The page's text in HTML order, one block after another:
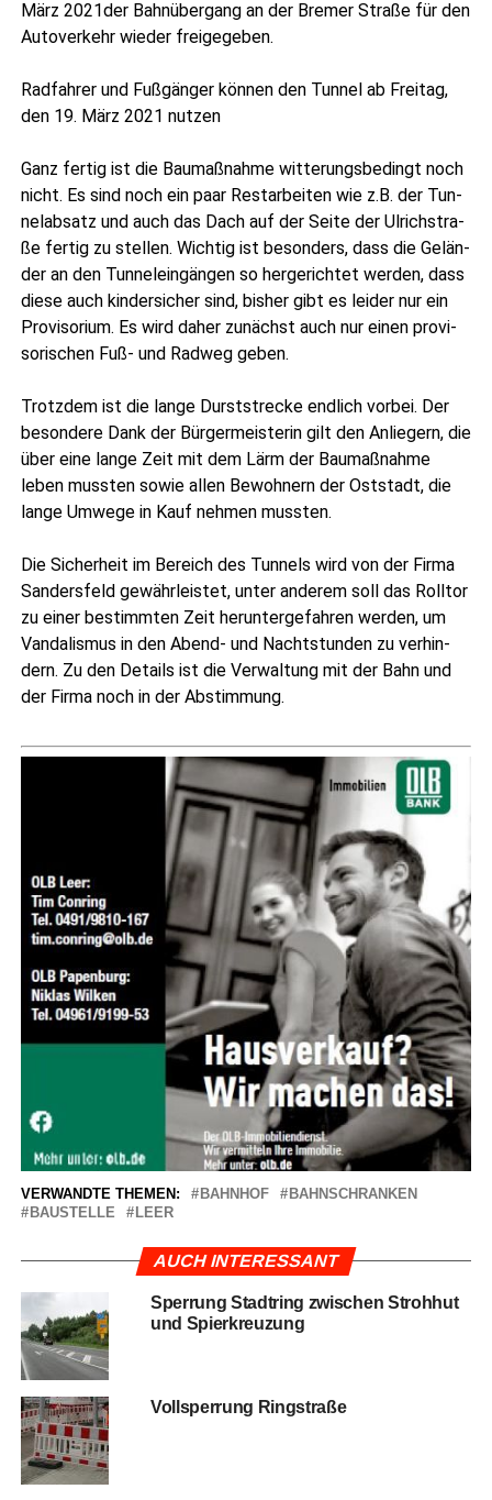
März 2021der Bahn­über­gang an der Bre­mer Stra­ße für den
Auto­ver­kehr wie­der freigegeben.
Rad­fah­rer und Fuß­gän­ger kön­nen den Tun­nel ab Frei­tag,
den 19. März 2021 nutzen
Ganz fer­tig ist die Bau­maß­nah­me wit­te­rungs­be­dingt noch
nicht. Es sind noch ein paar Rest­ar­bei­ten wie z.B. der Tun­
nel­ab­satz und auch das Dach auf der Sei­te der Ulrich­stra­
ße fer­tig zu stel­len. Wich­tig ist beson­ders, dass die Gelän­
der an den Tun­nel­ein­gän­gen so her­ge­rich­tet wer­den, dass
die­se auch kin­der­si­cher sind, bis­her gibt es lei­der nur ein
Pro­vi­so­ri­um. Es wird daher zunächst auch nur einen pro­vi­
so­ri­schen Fuß- und Rad­weg geben.
Trotz­dem ist die lan­ge Durst­stre­cke end­lich vor­bei. Der
beson­de­re Dank der Bür­ger­meis­te­rin gilt den Anlie­gern, die
über eine lan­ge Zeit mit dem Lärm der Bau­maß­nah­me
leben muss­ten sowie allen Bewoh­nern der Ost­stadt, die
lan­ge Umwe­ge in Kauf neh­men mussten.
Die Sicher­heit im Bereich des Tun­nels wird von der Fir­ma
San­ders­feld gewähr­leis­tet, unter ande­rem soll das Roll­tor
zu einer bestimm­ten Zeit her­un­ter­ge­fah­ren wer­den, um
Van­da­lis­mus in den Abend- und Nacht­stun­den zu ver­hin­
dern. Zu den Details ist die Ver­wal­tung mit der Bahn und
der Fir­ma noch in der Abstimmung.
VERWANDTE THEMEN: BAHNHOF
BAHNSCHRANKEN
BAUSTELLE
LEER
AUCH INTERESSANT
Sper­rung Stadt­ring zwi­schen Stroh­hut
und Spierkreuzung
Voll­sper­rung Ringstraße